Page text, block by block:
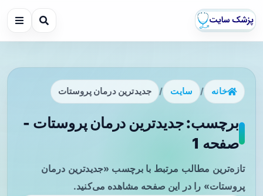
خانه / سایت / جدیدترین درمان پروستات
برچسب: جدیدترین درمان پروستات -
صفحه 1
تازه‌ترین مطالب مرتبط با برچسب «جدیدترین درمان
پروستات» را در این صفحه مشاهده می‌کنید.